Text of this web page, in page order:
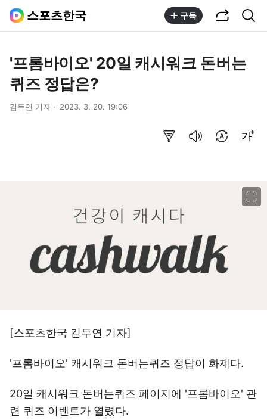
스포츠한국 구독
'프롬바이오' 20일 캐시워크 돈버는
퀴즈 정답은?
김두연 기자 2023. 3. 20. 19:06
[스포츠한국 김두연 기자]
'프롬바이오' 캐시워크 돈버는퀴즈 정답이 화제다.
20일 캐시워크 돈버는퀴즈 페이지에 '프롬바이오' 관
련 퀴즈 이벤트가 열렸다.